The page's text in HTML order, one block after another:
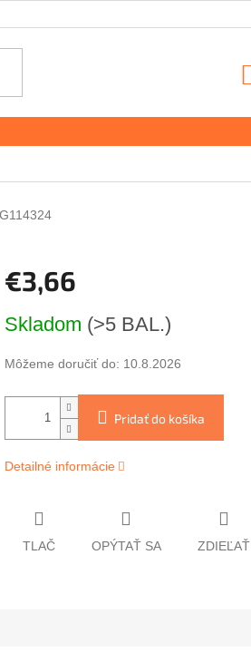
€3,66
cena:
Skladom (>5 BAL.)
Môžeme doručiť do: 10.8.2026
Pridať do košíka
Detailné informácie
TLAČ OPÝTAŤ SA ZDIEĽAŤ